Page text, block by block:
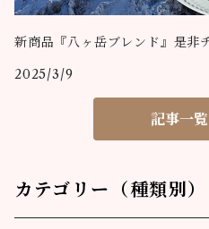
新商品『八ヶ岳ブレンド』是非
2025/3/9
記事一
カテゴリー（種類別）